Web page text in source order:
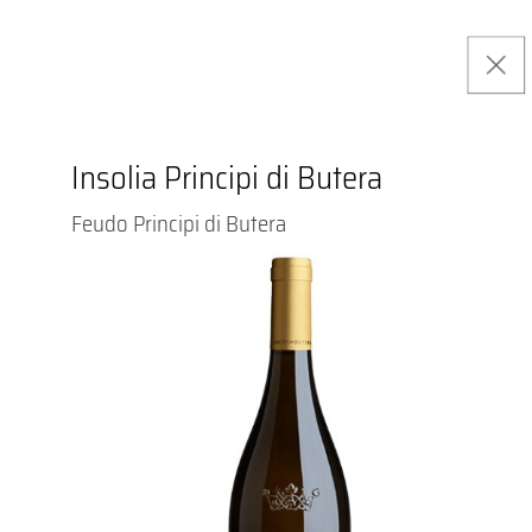
Insolia Principi di Butera
Feudo Principi di Butera